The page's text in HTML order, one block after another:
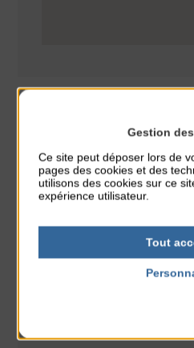
PARTAGER CETTE INFO :
Gestion
Ce site peut déposer lors de
pages des cookies et des
utilisons des cookies sur ce
expérience utilisateur.
Tout